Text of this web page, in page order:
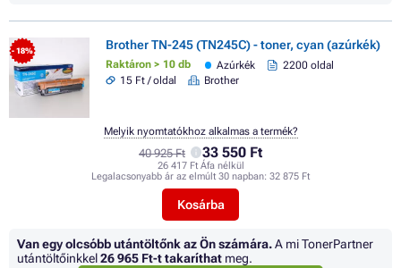
- 18% Brother TN-245 (TN245C) - toner, cyan (azúrkék)
Raktáron > 10 db Azúrkék
2200 oldal
15 Ft / oldal
Brother
40 925 Ft 33 550 Ft
26 417 Ft Áfa nélkül
Legalacsonyabb ár az elmúlt 30 napban: 32 875 Ft
Kosárba
Melyik nyomtatókhoz alkalmas a termék?
Van egy olcsóbb utántöltőnk az Ön számára.A mi TonerPartner
utántöltőinkkel26 965 Ft-t takaríthat meg.